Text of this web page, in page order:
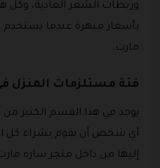
وربطات الشعر العادية، وكل
بأسعار مبهرة عندما
مارت.
فئة مستلزمات المنزل
يوجد في هذا القسم الكثير
أي شخص أن يقوم بشراء كل
إليها من داخل متجر ساره